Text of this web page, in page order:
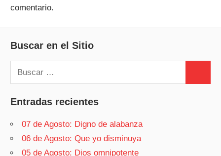
comentario.
Buscar en el Sitio
Buscar:
Entradas recientes
07 de Agosto: Digno de alabanza
06 de Agosto: Que yo disminuya
05 de Agosto: Dios omnipotente